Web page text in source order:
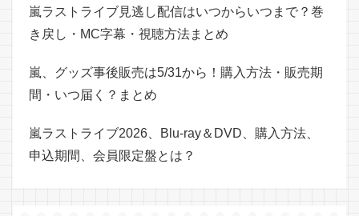
嵐ラストライブ見逃し配信はいつからいつまで？巻
き戻し・MC字幕・視聴方法まとめ
嵐、グッズ事後販売は5/31から！購入方法・販売期
間・いつ届く？まとめ
嵐ラストライブ2026、Blu-ray＆DVD、購入方法、
申込期間、会員限定盤とは？